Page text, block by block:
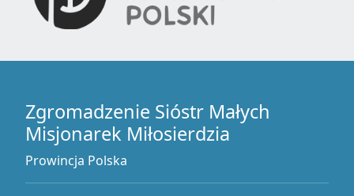
Zgromadzenie Sióstr Małych
Misjonarek Miłosierdzia
Prowincja Polska